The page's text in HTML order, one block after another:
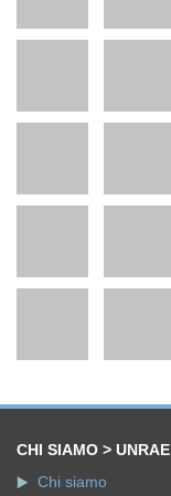
CHI SIAMO > UNRAE
Chi siamo